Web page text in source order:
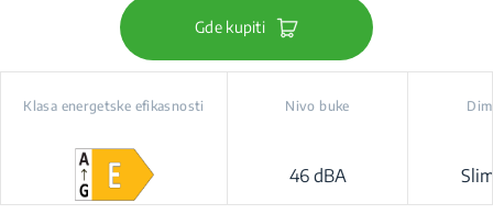
Gde kupiti
Klasa energetske efikasnosti Nivo buke
46 dBA